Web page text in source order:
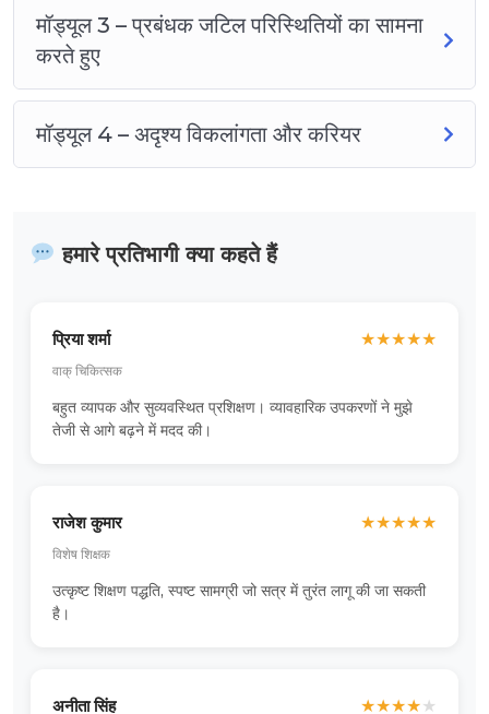
मॉड्यूल 3 – प्रबंधक जटिल परिस्थितियों का सामना
करते हुए
मॉड्यूल 4 – अदृश्य विकलांगता और करियर
हमारे प्रतिभागी क्या कहते हैं
प्रिया शर्मा
वाक् चिकित्सक
★★★★★
बहुत व्यापक और सुव्यवस्थित प्रशिक्षण। व्यावहारिक उपकरणों ने मुझे
तेजी से आगे बढ़ने में मदद की।
राजेश कुमार
विशेष शिक्षक
★★★★★
उत्कृष्ट शिक्षण पद्धति, स्पष्ट सामग्री जो सत्र में तुरंत लागू की जा सकती
है।
अनीता सिंह ★★★★★